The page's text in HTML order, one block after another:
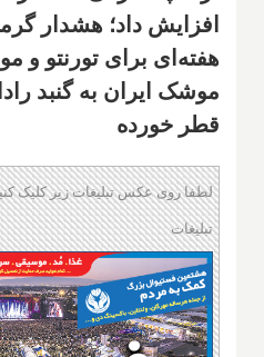
افزایش داد؛ هشدار
هفته‌ای برای تورنتو و
موشک ایران به گنبد
قطر خورده
لطفا روی عکس تبلیغات زیر کلیک
تبلیغات